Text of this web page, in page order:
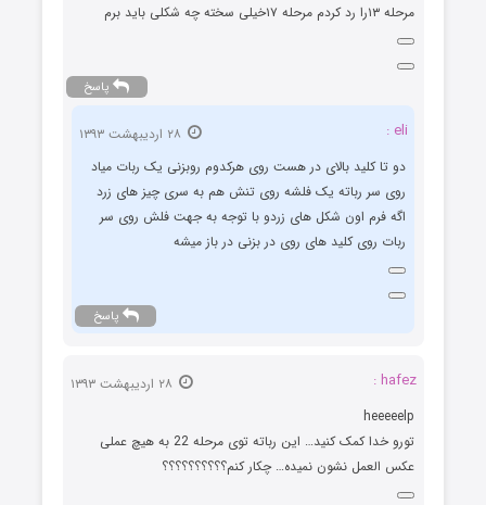
مرحله ۱۳را رد کردم مرحله ۱۷خیلی سخته چه شکلی باید برم
پاسخ
eli :
دو تا کلید بالای در هست روی هرکدوم روبزنی یک ربات میاد
روی سر رباته یک فلشه روی تنش هم به سری چیز های زرد
اگه فرم اون شکل های زردو با توجه به جهت فلش روی سر
ربات روی کلید های روی در بزنی در باز میشه
پاسخ
hafez :
heeeeelp
تورو خدا کمک کنید… این رباته توی مرحله 22 به هیچ عملی
عکس العمل نشون نمیده… چکار کنم؟؟؟؟؟؟؟؟؟؟